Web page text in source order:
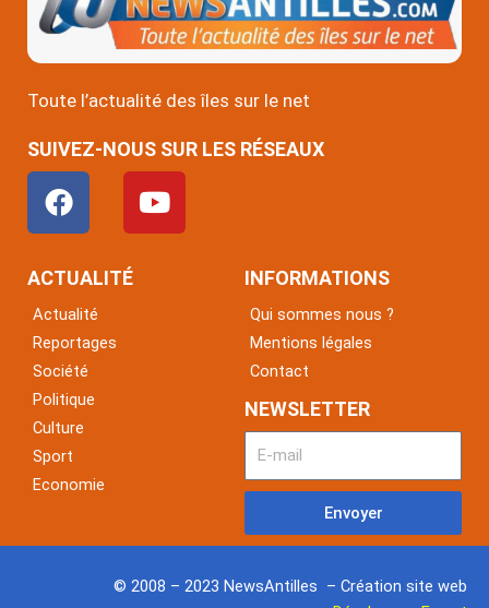
Toute l’actualité des îles sur le net
SUIVEZ-NOUS SUR LES RÉSEAUX
F
a
c
e
o
o
k
Y
o
u
ACTUALITÉ
Actualité
Reportages
Société
Politique
Culture
Sport
Economie
INFORMATIONS
Qui sommes nous ?
Mentions légales
Contact
NEWSLETTER
Envoyer
© 2008 – 2023 NewsAntilles – Création site web